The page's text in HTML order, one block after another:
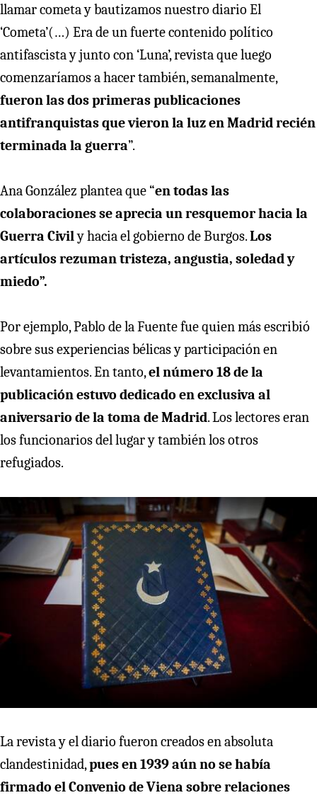
llamar cometa y bautizamos nuestro diario El
‘Cometa’(…) Era de un fuerte contenido político
antifascista y junto con ‘Luna’, revista que luego
comenzaríamos a hacer también, semanalmente,
fueron las dos primeras publicaciones
antifranquistas que vieron la luz en Madrid recién
terminada la guerra”.
Ana González plantea que “en todas las
colaboraciones se aprecia un resquemor hacia la
Guerra Civily hacia el gobierno de Burgos.Los
artículos rezuman tristeza, angustia, soledad y
miedo”.
Por ejemplo, Pablo de la Fuente fue quien más escribió
sobre sus experiencias bélicas y participación en
levantamientos. En tanto,el número 18 de la
publicación estuvo dedicado en exclusiva al
aniversario de la toma de Madrid. Los lectores eran
los funcionarios del lugar y también los otros
refugiados.
La revista y el diario fueron creados en absoluta
clandestinidad,pues en 1939 aún no se había
firmado el Convenio de Viena sobre relaciones